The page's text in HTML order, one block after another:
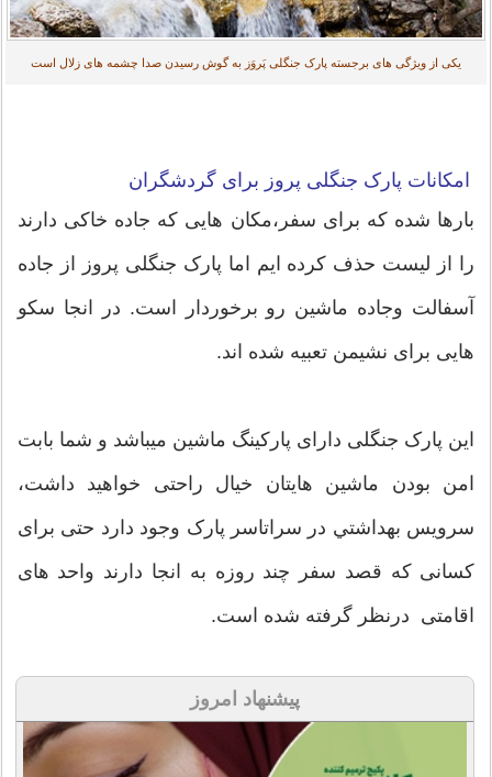
یکی از ویژگی های برجسته پارک جنگلی پَروَز به گوش رسیدن صدا چشمه های زلال است
امکانات پارک جنگلی پروز برای گردشگران
بارها شده که برای سفر،مکان هایی که جاده خاکی دارند
را از لیست حذف کرده ایم اما پارک جنگلی پروز از جاده
آسفالت وجاده ماشین رو برخوردار است. در انجا سکو
هایی برای نشیمن تعبیه شده اند.
این پارک جنگلی دارای پارکینگ ماشین میباشد و شما بابت
امن بودن ماشین هایتان خیال راحتی خواهید داشت،
سرويس بهداشتي در سراتاسر پارک وجود دارد حتی برای
کسانی که قصد سفر چند روزه به انجا دارند واحد های
اقامتی درنظر گرفته شده است.
پیشنهاد امروز